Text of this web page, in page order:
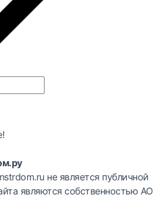
не является публичной
являются собственностью АО